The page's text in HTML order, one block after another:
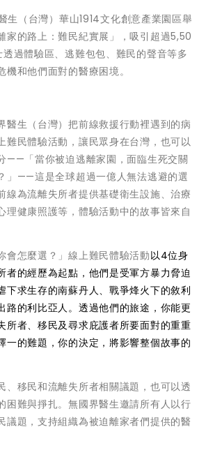
生（台灣）華山1914文化創意產業園區舉
家的路上：難民紀實展」，吸引超過5,50
過體驗區、逃難包包、難民的聲音等多
和他們面對的醫療困境。
醫生（台灣）把前線救援行動裡遇到的病
難民體驗活動，讓民眾身在台灣，也可以
——「當你被迫逃離家園，面臨生死交關
」——這是全球超過一億人無法逃避的選
線為流離失所者提供基礎衛生設施、治療
理健康照護等，體驗活動中的故事皆來自
會怎麼選？」線上難民體驗活動以4位身
者的經歷為起點，他們是受軍方暴力脅迫
下求生存的南蘇丹人、戰爭烽火下的敘利
路的利比亞人。透過他們的旅途，你能更
所者、移民及尋求庇護者所要面對的重重
一的難題，你的決定，將影響整個故事的
、移民和流離失所者相關議題，也可以透
困難與掙扎。無國界醫生邀請所有人以行
議題，支持組織為被迫離家者們提供的醫